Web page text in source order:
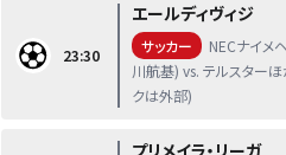
23:30
エールディヴィジ
サッカー
NECナイメ
川航基) vs. テルスターほ
クは外部)